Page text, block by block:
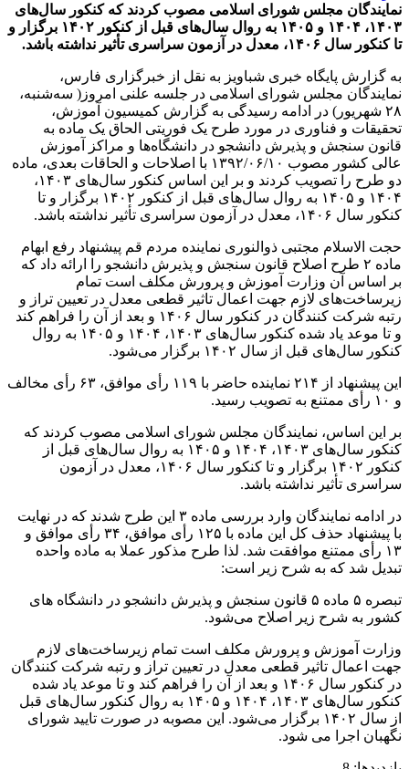
نمایندگان مجلس شورای اسلامی مصوب کردند که کنکور سال‌های
۱۴۰۳، ۱۴۰۴ و ۱۴۰۵ به روال سال‌های قبل از کنکور ۱۴۰۲ برگزار و
تا کنکور سال ۱۴۰۶، معدل در آزمون سراسری تأثیر نداشته باشد.
به گزارش پایگاه خبری شباویز به نقل از خبرگزاری فارس،
نمایندگان مجلس شورای اسلامی در جلسه علنی امروز( سه‌شنبه،
۲۸ شهریور) در ادامه رسیدگی به گزارش کمیسیون آموزش،
تحقیقات و فناوری در مورد طرح یک فوریتی الحاق یک ماده به
قانون سنجش و پذیرش دانشجو در دانشگاه‌ها و مراکز آموزش
عالی کشور مصوب ۱۳۹۲/۰۶/۱۰ با اصلاحات و الحاقات بعدی، ماده
دو طرح را تصویب کردند و بر این اساس کنکور سال‌های ۱۴۰۳،
۱۴۰۴ و ۱۴۰۵ به روال سال‌های قبل از کنکور ۱۴۰۲ برگزار و تا
کنکور سال ۱۴۰۶، معدل در آزمون سراسری تأثیر نداشته باشد.
حجت الاسلام مجتبی ذوالنوری نماینده مردم قم پیشنهاد رفع ابهام
ماده ۲ طرح اصلاح قانون سنجش و پذیرش دانشجو را ارائه داد که
بر اساس آن وزارت آموزش و پرورش مکلف است تمام
زیرساخت‌های لازم جهت اعمال تاثیر قطعی معدل در تعیین تراز و
رتبه شرکت کنندگان در کنکور سال ۱۴۰۶ و بعد از آن را فراهم کند
و تا موعد یاد شده کنکور سال‌های ۱۴۰۳، ۱۴۰۴ و ۱۴۰۵ به روال
کنکور سال‌های قبل از سال‌ ۱۴۰۲ برگزار می‌شود.
این پیشنهاد از ۲۱۴ نماینده حاضر با ۱۱۹ رأی موافق، ۶۳ رأی مخالف
و ۱۰ رأی ممتنع به تصویب رسید.
بر این اساس، نمایندگان مجلس شورای اسلامی مصوب کردند که
کنکور سال‌های ۱۴۰۳، ۱۴۰۴ و ۱۴۰۵ به روال سال‌های قبل از
کنکور ۱۴۰۲ برگزار و تا کنکور سال ۱۴۰۶، معدل در آزمون
سراسری تأثیر نداشته باشد.
در ادامه نمایندگان وارد بررسی ماده ۳ این طرح شدند که در نهایت
با پیشنهاد حذف کل این ماده با ۱۲۵ رأی موافق، ۳۴ رأی موافق و
۱۳ رأی ممتنع موافقت شد. لذا طرح مذکور عملا به ماده واحده
تبدیل شد که به شرح زیر است:
تبصره ۵ ماده ۵ قانون سنجش و پذیرش دانشجو در دانشگاه های
کشور به شرح زیر اصلاح می‌شود.
وزارت آموزش و پرورش مکلف است تمام زیرساخت‌های لازم
جهت اعمال تاثیر قطعی معدل در تعیین تراز و رتبه شرکت کنندگان
در کنکور سال ۱۴۰۶ و بعد از آن را فراهم کند و تا موعد یاد شده
کنکور سال‌های ۱۴۰۳، ۱۴۰۴ و ۱۴۰۵ به روال کنکور سال‌های قبل
از سال‌ ۱۴۰۲ برگزار می‌شود. این مصوبه در صورت تایید شورای
نگهبان اجرا می شود.